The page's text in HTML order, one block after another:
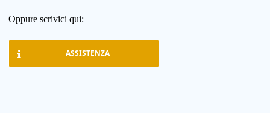
Oppure scrivici qui:
ASSISTENZA